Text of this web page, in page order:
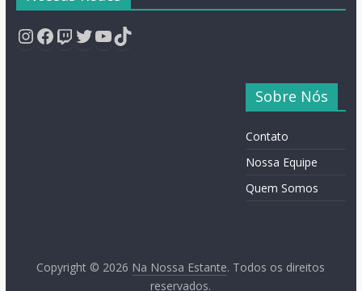
Instagram
Facebook
Twitch
Twitter
YouTube
TikTok
Sobre Nós
Contato
Nossa Equipe
Quem Somos
Copyright © 2026 Na Nossa Estante. Todos os direitos
reservados.